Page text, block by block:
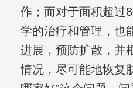
作；而对于面积超过
学的治疗和管理，也
进展，预防扩散，并
情况，尽可能地恢复